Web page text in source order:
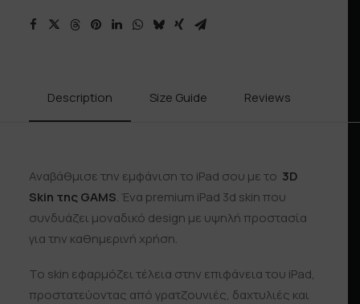
Description Size Guide Reviews
Αναβάθμισε την εμφάνιση το iPad σου με το 3D
Skin της GAMS. Ένα premium iPad 3d skin που
συνδυάζει μοναδικό design με υψηλή προστασία
για την καθημερινή χρήση.
Το skin εφαρμόζει τέλεια στην επιφάνεια του iPad,
προστατεύοντας από γρατζουνιές, δαχτυλιές και